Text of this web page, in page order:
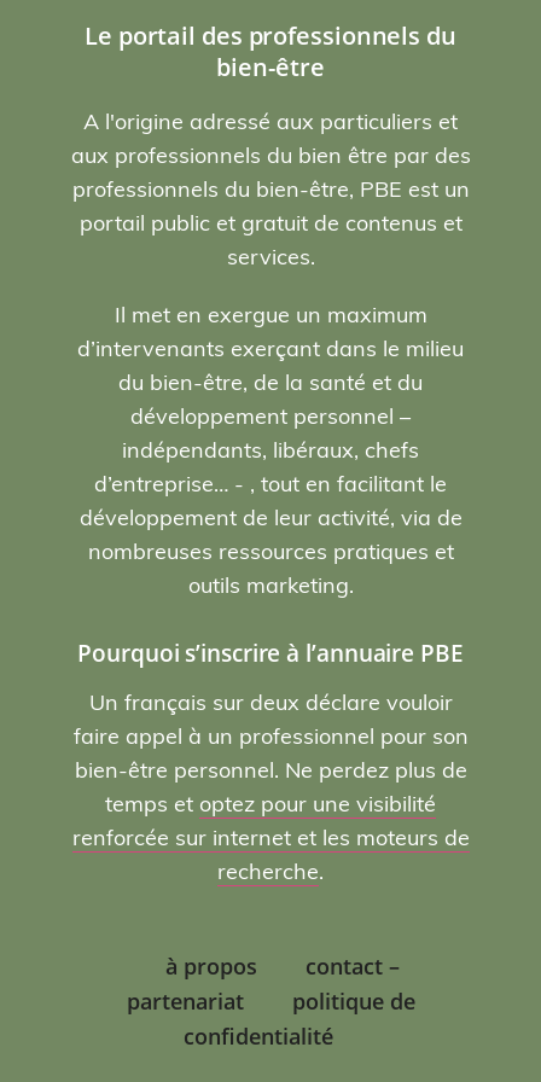
Le portail des professionnels du
bien-être
A l'origine adressé aux particuliers et
aux professionnels du bien être par des
professionnels du bien-être, PBE est un
portail public et gratuit de contenus et
services.
Il met en exergue un maximum
d’intervenants exerçant dans le milieu
du bien-être, de la santé et du
développement personnel –
indépendants, libéraux, chefs
d’entreprise… - , tout en facilitant le
développement de leur activité, via de
nombreuses ressources pratiques et
outils marketing.
Pourquoi s’inscrire à l’annuaire PBE
Un français sur deux déclare vouloir
faire appel à un professionnel pour son
bien-être personnel. Ne perdez plus de
temps et optez pour une visibilité
renforcée sur internet et les moteurs de
recherche.
à propos
contact –
partenariat
politique de
confidentialité